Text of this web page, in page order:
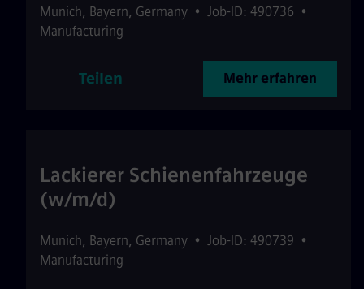
Munich, Bayern, Germany • Job-ID: 490736 •
Manufacturing
Teilen Mehr erfahren
Lackierer Schienenfahrzeuge
(w/m/d)
Munich, Bayern, Germany • Job-ID: 490739 •
Manufacturing